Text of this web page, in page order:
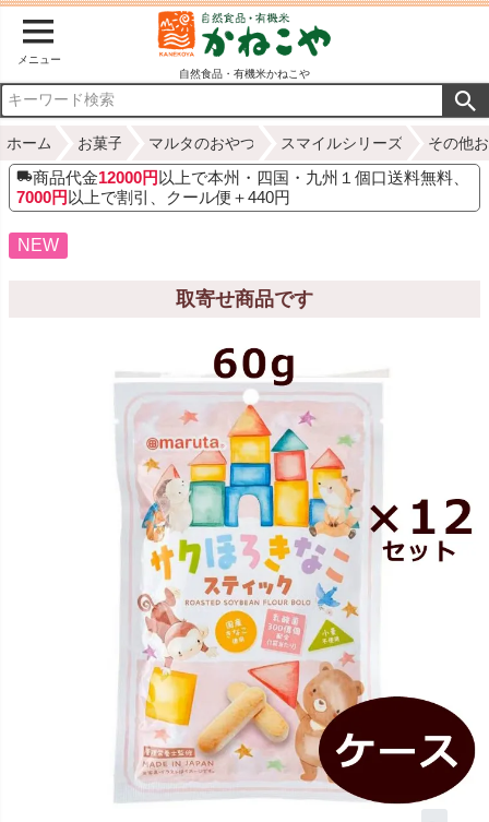
メニュー
自然食品・有機米かねこや
ホーム お菓子 マルタのおやつ スマイルシリーズ その他
商品代金12000円 以上で本州・四国・九州１個口送料無料、
7000円 以上で割引、クール便＋440円
NEW
取寄せ商品です